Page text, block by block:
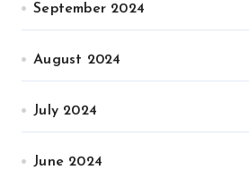
September 2024
August 2024
July 2024
June 2024